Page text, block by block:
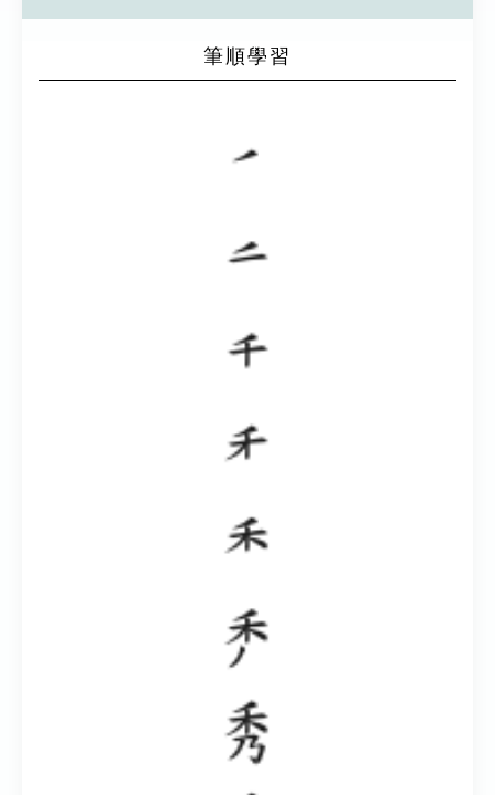
筆順學習